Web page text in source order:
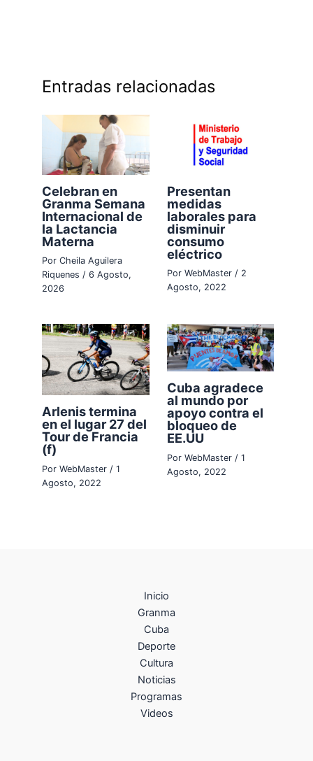
Entradas relacionadas
Celebran en
Granma Semana
Internacional de
la Lactancia
Materna
PorCheila Aguilera
Riquenes/6 Agosto,
2026
Presentan
medidas
laborales para
disminuir
consumo
eléctrico
Por WebMaster / 2
Agosto, 2022
Arlenis termina
en el lugar 27 del
Tour de Francia
(f)
PorWebMaster /1
Agosto, 2022
Cuba agradece
al mundo por
apoyo contra el
bloqueo de
EE.UU
Por WebMaster / 1
Agosto, 2022
Inicio
Granma
Cuba
Deporte
Cultura
Noticias
Programas
Videos